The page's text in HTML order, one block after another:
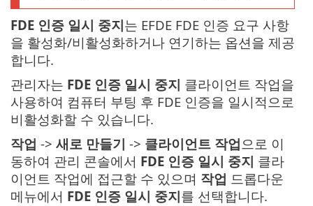
FDE 인증 일시 중지는 EFDE FDE 인증 요구 사항
을 활성화/비활성화하거나 연기하는 옵션을 제공
합니다.
관리자는 FDE 인증 일시 중지 클라이언트 작업을
사용하여 컴퓨터 부팅 후 FDE 인증을 일시적으로
비활성화할 수 있습니다.
작업 -> 새로 만들기 -> 클라이언트 작업으로 이
동하여 관리 콘솔에서 FDE 인증 일시 중지 클라
이언트 작업에 접근할 수 있으며 작업 드롭다운
메뉴에서 FDE 인증 일시 중지를 선택합니다.